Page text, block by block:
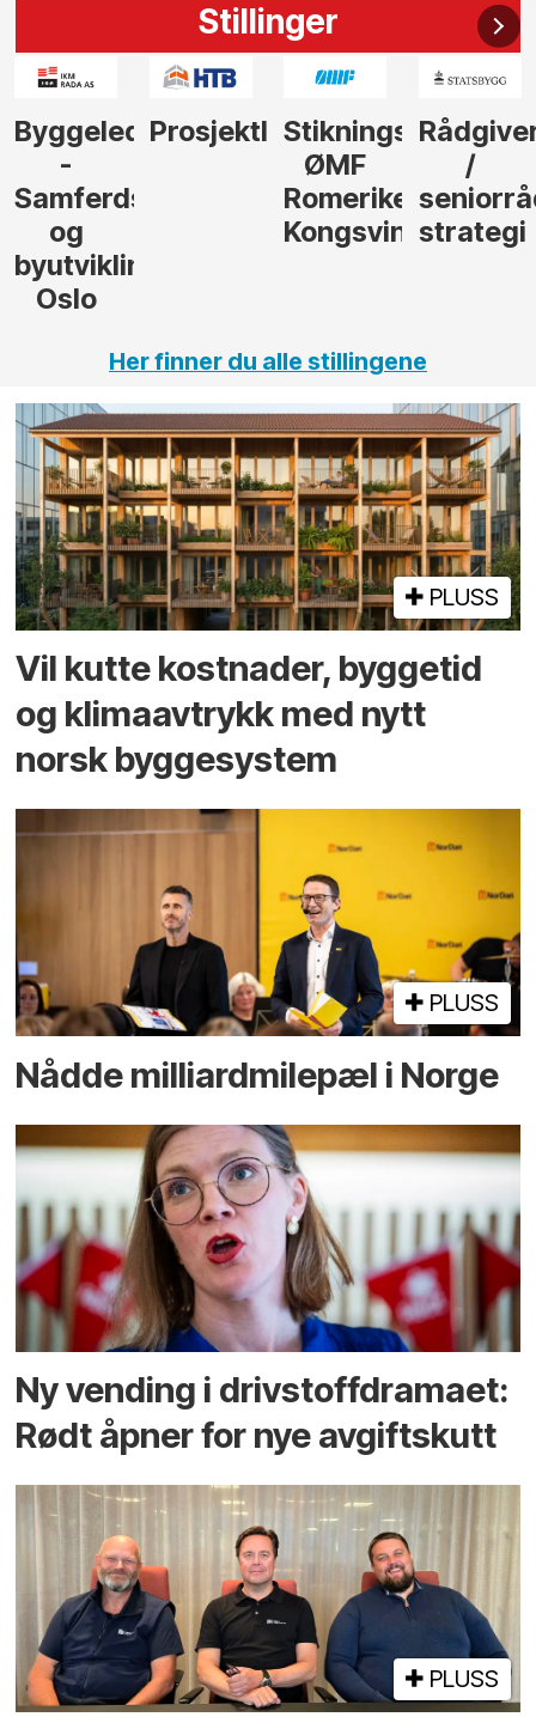
Stillinger
ProsjektlederStikningsingeniør
Kongsvinger
Rådgiver
/
seniorrådgiver
strategi
til
i Gulen
Her finner du alle stillingene
PLUSS
Vil kutte kostnader, byggetid
og klima­avtrykk med nytt
norsk bygge­system
PLUSS
Nådde milliard­­milepæl i Norge
Ny vending i drivstoffdramaet:
Rødt åpner for nye avgiftskutt
PLUSS